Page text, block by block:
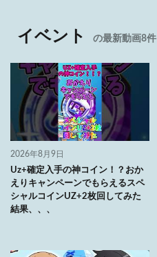
イベント の最新動画8件
2026年8月9日
Uz+確定入手の神コイン！？おか
えりキャンペーンでもらえるスペ
シャルコインUZ+2枚回してみた
結果、、、